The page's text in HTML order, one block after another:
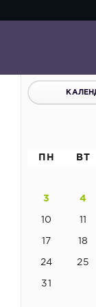
ПН ВТ
3 4
10 11
17 18
24 25
31